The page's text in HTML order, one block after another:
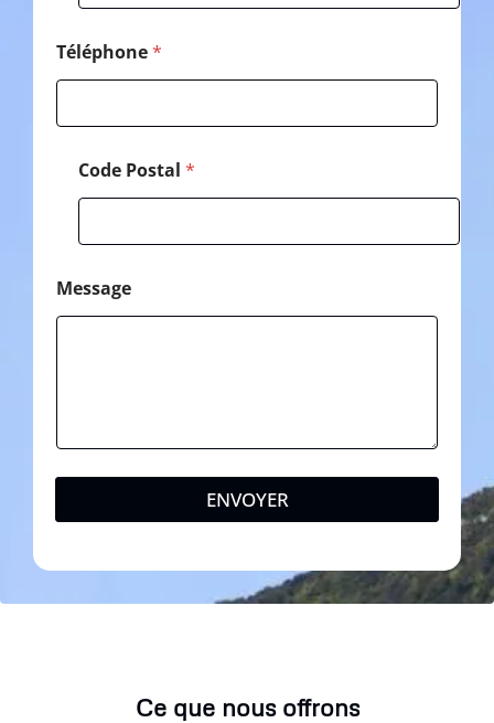
a
Téléphone*
Code Postal *
Message
ENVOYER
Ce que nous offrons